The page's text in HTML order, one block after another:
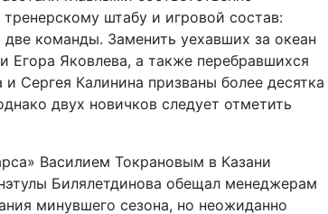
штабу и игровой состав:
команды. Заменить уехавших за океан
Егора Яковлева, а также перебравшихся
Сергея Калинина призваны более десятка
двух новичков следует отметить
Василием Токрановым в Казани
Билялетдинова обещал менеджерам
минувшего сезона, но неожиданно